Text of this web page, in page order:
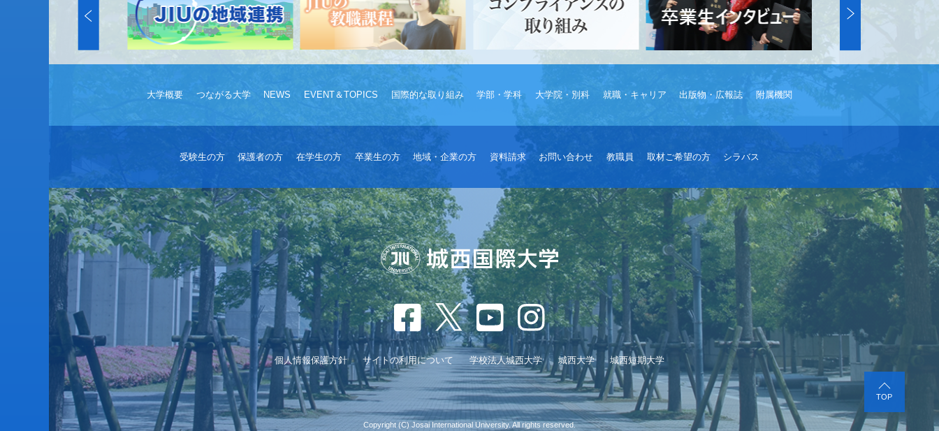
TOP
大学概要 つながる大学 NEWS EVENT＆TOPICS 国際的な取り組み 学部・学科 大学院・別科 就職・キャリア 出版物・広報誌 附属機関
受験生の方 保護者の方 在学生の方 卒業生の方 地域・企業の方 資料請求 お問い合わせ 教職員 取材ご希望の方 シラバス
個人情報保護方針 サイトの利用について 学校法人城西大学 城西大学 城西短期大学
Copyright (C) Josai International University. All rights reserved.